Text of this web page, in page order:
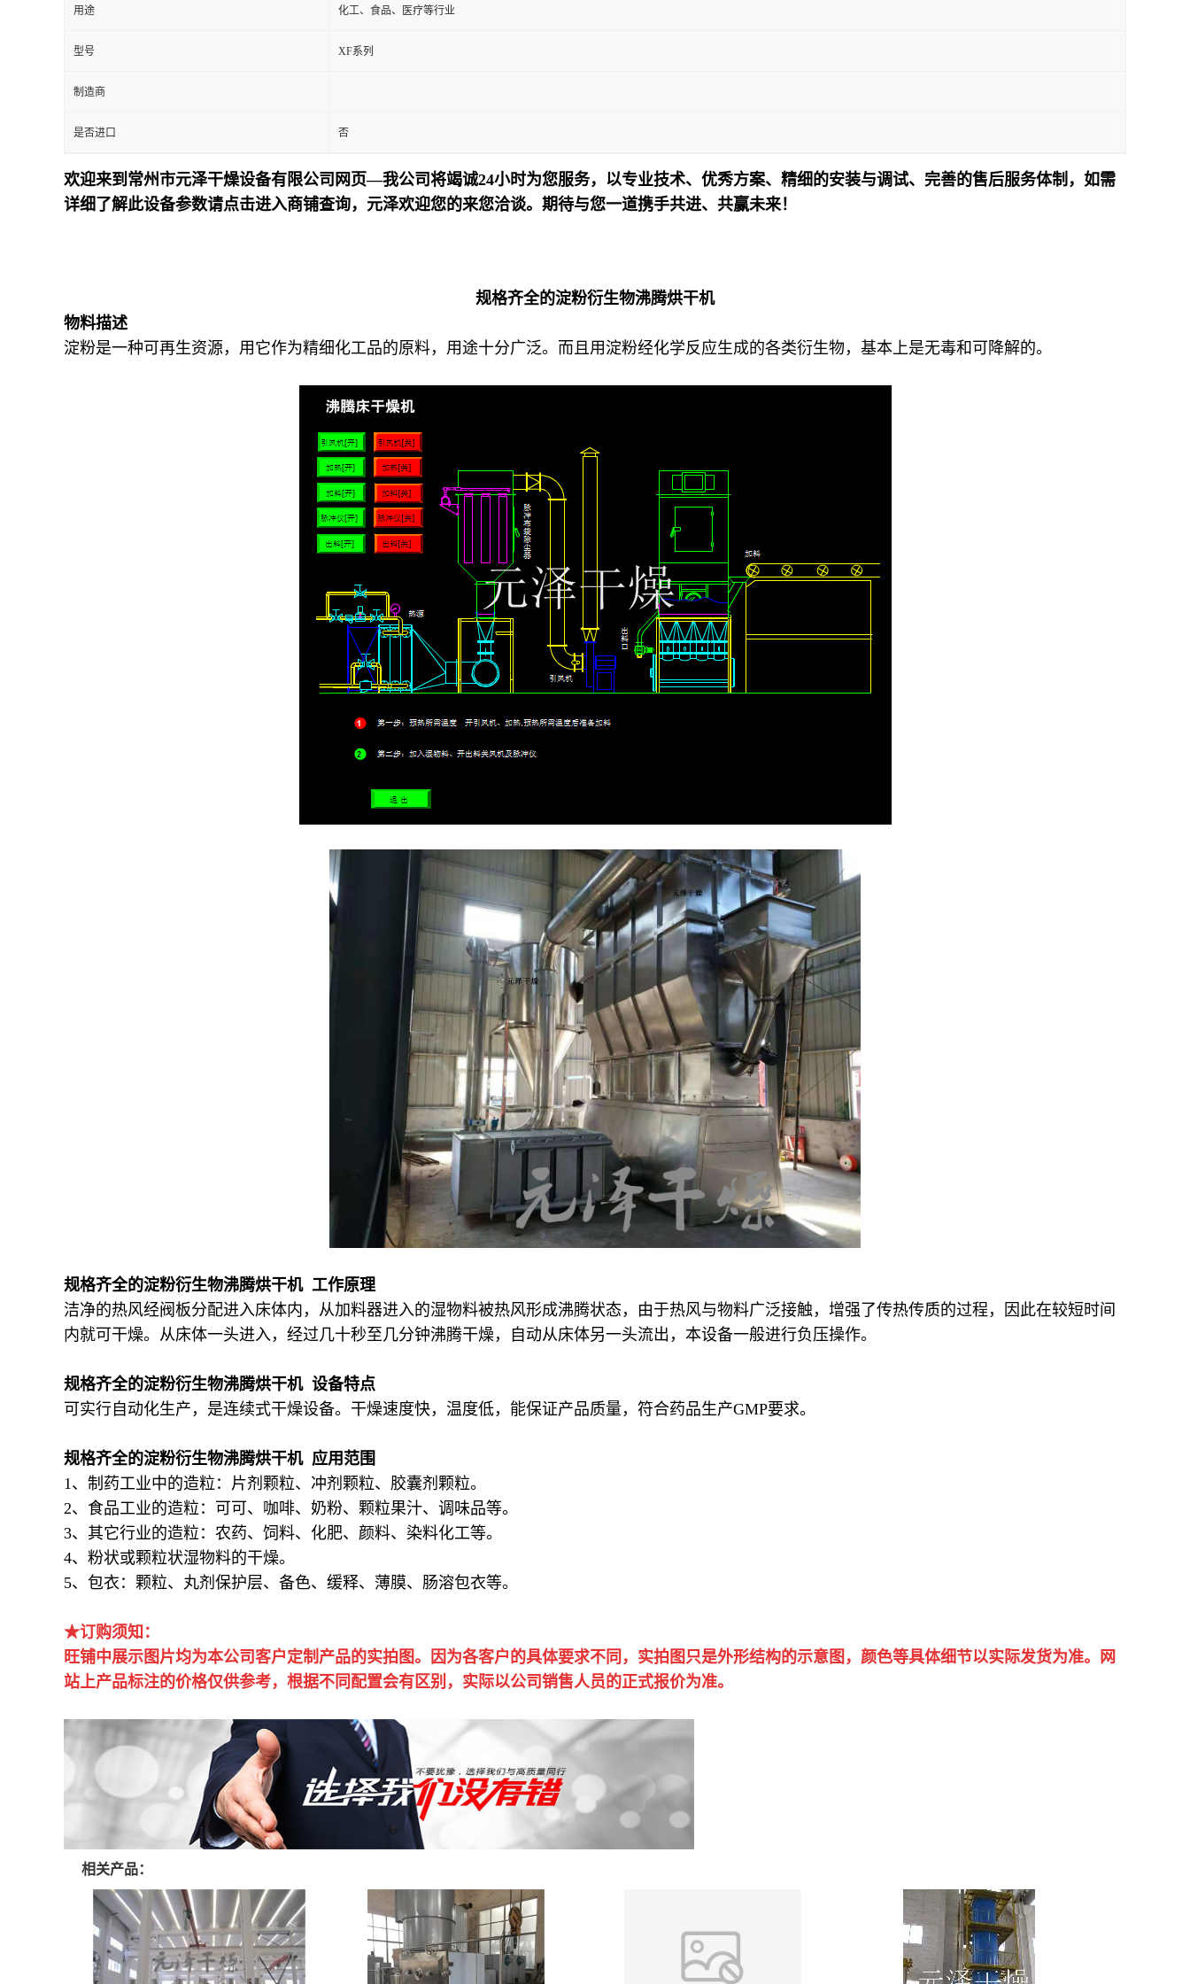
用途 化工、食品、医疗等行业
型号 XF系列
制造商
是否进口 否
欢迎来到常州市元泽干燥设备有限公司网页—我公司将竭诚24小时为您服务，以专业技术、优秀方案、精细的安装与调试、完善的售后服务体制，如需
详细了解此设备参数请点击进入商铺查询，元泽欢迎您的来您洽谈。期待与您一道携手共进、共赢未来！
规格齐全的淀粉衍生物沸腾烘干机
物料描述
淀粉是一种可再生资源，用它作为精细化工品的原料，用途十分广泛。而且用淀粉经化学反应生成的各类衍生物，基本上是无毒和可降解的。
规格齐全的淀粉衍生物沸腾烘干机 工作原理
洁净的热风经阀板分配进入床体内，从加料器进入的湿物料被热风形成沸腾状态，由于热风与物料广泛接触，增强了传热传质的过程，因此在较短时间
内就可干燥。从床体一头进入，经过几十秒至几分钟沸腾干燥，自动从床体另一头流出，本设备一般进行负压操作。
规格齐全的淀粉衍生物沸腾烘干机 设备特点
可实行自动化生产，是连续式干燥设备。干燥速度快，温度低，能保证产品质量，符合药品生产GMP要求。
规格齐全的淀粉衍生物沸腾烘干机 应用范围
1、制药工业中的造粒：片剂颗粒、冲剂颗粒、胶囊剂颗粒。
2、食品工业的造粒：可可、咖啡、奶粉、颗粒果汁、调味品等。
3、其它行业的造粒：农药、饲料、化肥、颜料、染料化工等。
4、粉状或颗粒状湿物料的干燥。
5、包衣：颗粒、丸剂保护层、备色、缓释、薄膜、肠溶包衣等。
★订购须知：
旺铺中展示图片均为本公司客户定制产品的实拍图。因为各客户的具体要求不同，实拍图只是外形结构的示意图，颜色等具体细节以实际发货为准。网
站上产品标注的价格仅供参考，根据不同配置会有区别，实际以公司销售人员的正式报价为准。
相关产品：